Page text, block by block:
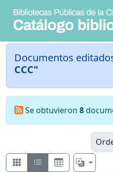
Documentos
CCC"
Se obtuvieron 8